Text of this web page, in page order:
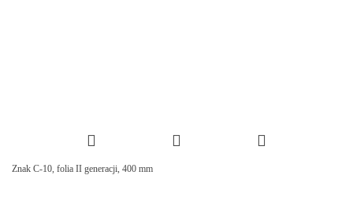
Znak C-10, folia II generacji, 400 mm